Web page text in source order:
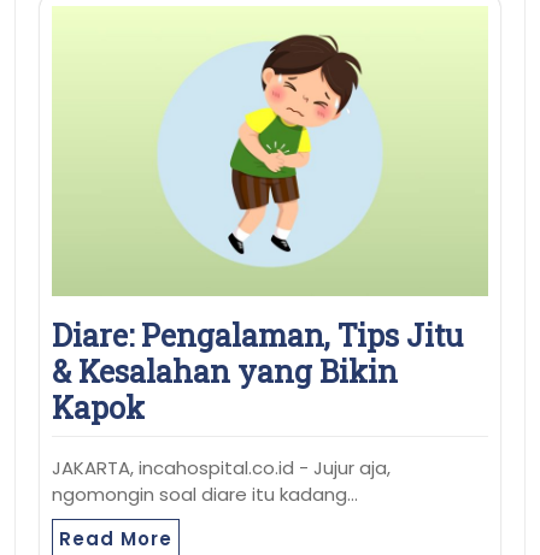
Diare: Pengalaman, Tips Jitu
& Kesalahan yang Bikin
Kapok
JAKARTA, incahospital.co.id - Jujur aja,
ngomongin soal diare itu kadang…
Read More